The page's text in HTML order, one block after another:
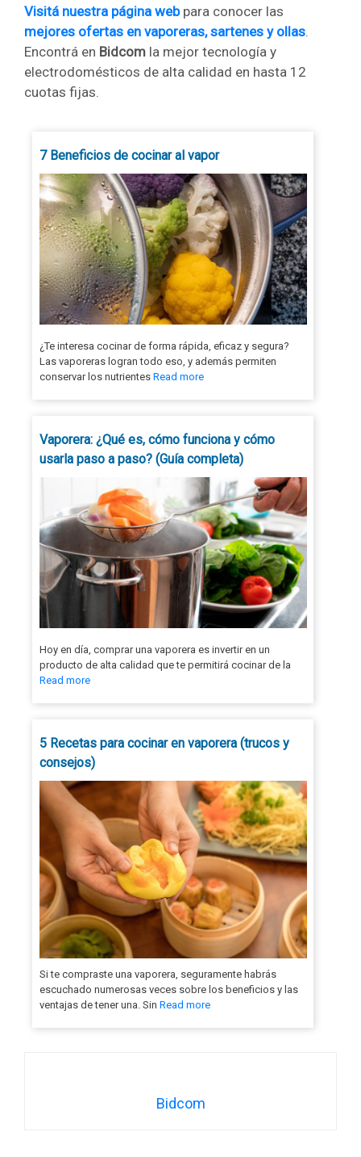
Visitá nuestra página webpara conocer las
mejores ofertas en vaporeras, sartenes y ollas.
Encontrá en Bidcom la mejor tecnología y
electrodomésticos de alta calidad en hasta 12
cuotas fijas.
7 Beneficios de cocinar al vapor
¿Te interesa cocinar de forma rápida, eficaz y segura?
Las vaporeras logran todo eso, y además permiten
conservar los nutrientes Read more
Vaporera: ¿Qué es, cómo funciona y cómo
usarla paso a paso? (Guía completa)
Hoy en día, comprar una vaporera es invertir en un
producto de alta calidad que te permitirá cocinar de la
Read more
5 Recetas para cocinar en vaporera (trucos y
consejos)
Si te compraste una vaporera, seguramente habrás
escuchado numerosas veces sobre los beneficios y las
ventajas de tener una. Sin Read more
Bidcom